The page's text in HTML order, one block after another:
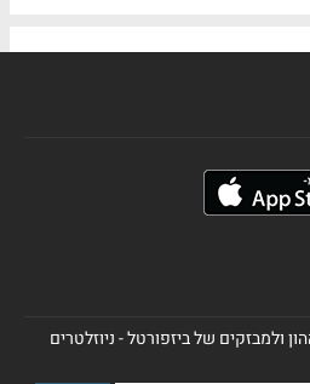
ולמבזקים של ביזפורטל - ניוזלטרים